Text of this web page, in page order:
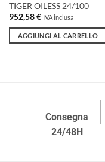
TIGER OILESS 24/100
952,58€ IVA inclusa
AGGIUNGI AL CARRELLO
Consegna
24/48H